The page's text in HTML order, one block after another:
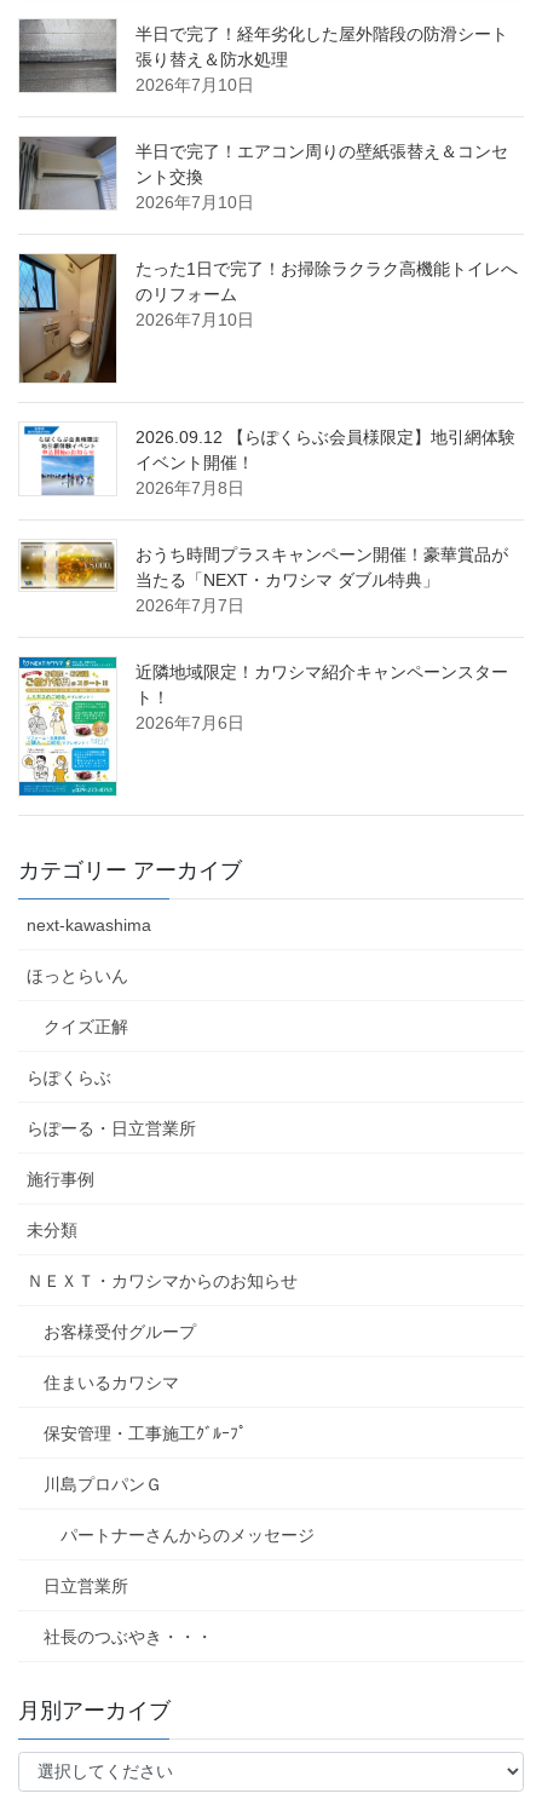
半日で完了！経年劣化した屋外階段の防滑シート
張り替え＆防水処理
2026年7月10日
半日で完了！エアコン周りの壁紙張替え＆コンセ
ント交換
2026年7月10日
たった1日で完了！お掃除ラクラク高機能トイレへ
のリフォーム
2026年7月10日
2026.09.12 【らぽくらぶ会員様限定】地引網体験
イベント開催！
2026年7月8日
おうち時間プラスキャンペーン開催！豪華賞品が
当たる「NEXT・カワシマ ダブル特典」
2026年7月7日
近隣地域限定！カワシマ紹介キャンペーンスター
ト！
2026年7月6日
カテゴリー アーカイブ
next-kawashima
ほっとらいん
クイズ正解
らぽくらぶ
らぽーる・日立営業所
施行事例
未分類
ＮＥＸＴ・カワシマからのお知らせ
お客様受付グループ
住まいるカワシマ
保安管理・工事施工ｸﾞﾙｰﾌﾟ
川島プロパンＧ
パートナーさんからのメッセージ
日立営業所
社長のつぶやき・・・
月別アーカイブ